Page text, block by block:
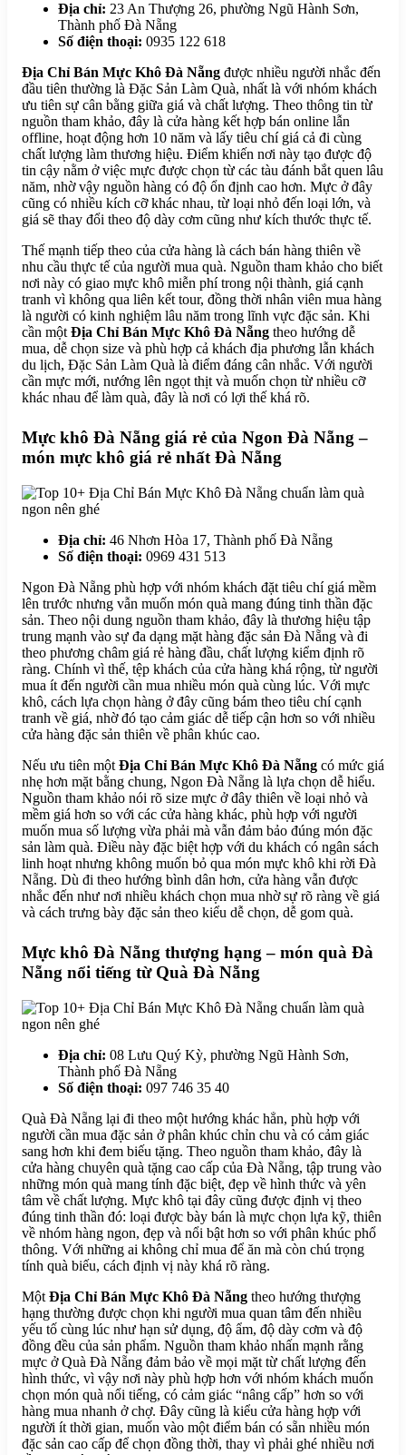
Địa chỉ: 23 An Thượng 26, phường Ngũ Hành Sơn,
Thành phố Đà Nẵng
Số điện thoại: 0935 122 618
Địa Chỉ Bán Mực Khô Đà Nẵng được nhiều người nhắc đến
đầu tiên thường là Đặc Sản Làm Quà, nhất là với nhóm khách
ưu tiên sự cân bằng giữa giá và chất lượng. Theo thông tin từ
nguồn tham khảo, đây là cửa hàng kết hợp bán online lẫn
offline, hoạt động hơn 10 năm và lấy tiêu chí giá cả đi cùng
chất lượng làm thương hiệu. Điểm khiến nơi này tạo được độ
tin cậy nằm ở việc mực được chọn từ các tàu đánh bắt quen lâu
năm, nhờ vậy nguồn hàng có độ ổn định cao hơn. Mực ở đây
cũng có nhiều kích cỡ khác nhau, từ loại nhỏ đến loại lớn, và
giá sẽ thay đổi theo độ dày cơm cũng như kích thước thực tế.
Thế mạnh tiếp theo của cửa hàng là cách bán hàng thiên về
nhu cầu thực tế của người mua quà. Nguồn tham khảo cho biết
nơi này có giao mực khô miễn phí trong nội thành, giá cạnh
tranh vì không qua liên kết tour, đồng thời nhân viên mua hàng
là người có kinh nghiệm lâu năm trong lĩnh vực đặc sản. Khi
cần một Địa Chỉ Bán Mực Khô Đà Nẵng theo hướng dễ
mua, dễ chọn size và phù hợp cả khách địa phương lẫn khách
du lịch, Đặc Sản Làm Quà là điểm đáng cân nhắc. Với người
cần mực mới, nướng lên ngọt thịt và muốn chọn từ nhiều cỡ
khác nhau để làm quà, đây là nơi có lợi thế khá rõ.
Mực khô Đà Nẵng giá rẻ của Ngon Đà Nẵng –
món mực khô giá rẻ nhất Đà Nẵng
Địa chỉ: 46 Nhơn Hòa 17, Thành phố Đà Nẵng
Số điện thoại: 0969 431 513
Ngon Đà Nẵng phù hợp với nhóm khách đặt tiêu chí giá mềm
lên trước nhưng vẫn muốn món quà mang đúng tinh thần đặc
sản. Theo nội dung nguồn tham khảo, đây là thương hiệu tập
trung mạnh vào sự đa dạng mặt hàng đặc sản Đà Nẵng và đi
theo phương châm giá rẻ hàng đầu, chất lượng kiểm định rõ
ràng. Chính vì thế, tệp khách của cửa hàng khá rộng, từ người
mua ít đến người cần mua nhiều món quà cùng lúc. Với mực
khô, cách lựa chọn hàng ở đây cũng bám theo tiêu chí cạnh
tranh về giá, nhờ đó tạo cảm giác dễ tiếp cận hơn so với nhiều
cửa hàng đặc sản thiên về phân khúc cao.
Nếu ưu tiên một Địa Chỉ Bán Mực Khô Đà Nẵng có mức giá
nhẹ hơn mặt bằng chung, Ngon Đà Nẵng là lựa chọn dễ hiểu.
Nguồn tham khảo nói rõ size mực ở đây thiên về loại nhỏ và
mềm giá hơn so với các cửa hàng khác, phù hợp với người
muốn mua số lượng vừa phải mà vẫn đảm bảo đúng món đặc
sản làm quà. Điều này đặc biệt hợp với du khách có ngân sách
linh hoạt nhưng không muốn bỏ qua món mực khô khi rời Đà
Nẵng. Dù đi theo hướng bình dân hơn, cửa hàng vẫn được
nhắc đến như nơi nhiều khách chọn mua nhờ sự rõ ràng về giá
và cách trưng bày đặc sản theo kiểu dễ chọn, dễ gom quà.
Mực khô Đà Nẵng thượng hạng – món quà Đà
Nẵng nổi tiếng từ Quà Đà Nẵng
Địa chỉ: 08 Lưu Quý Kỳ, phường Ngũ Hành Sơn,
Thành phố Đà Nẵng
Số điện thoại: 097 746 35 40
Quà Đà Nẵng lại đi theo một hướng khác hẳn, phù hợp với
người cần mua đặc sản ở phân khúc chỉn chu và có cảm giác
sang hơn khi đem biếu tặng. Theo nguồn tham khảo, đây là
cửa hàng chuyên quà tặng cao cấp của Đà Nẵng, tập trung vào
những món quà mang tính đặc biệt, đẹp về hình thức và yên
tâm về chất lượng. Mực khô tại đây cũng được định vị theo
đúng tinh thần đó: loại được bày bán là mực chọn lựa kỹ, thiên
về nhóm hàng ngon, đẹp và nổi bật hơn so với phân khúc phổ
thông. Với những ai không chỉ mua để ăn mà còn chú trọng
tính quà biếu, cách định vị này khá rõ ràng.
Một Địa Chỉ Bán Mực Khô Đà Nẵng theo hướng thượng
hạng thường được chọn khi người mua quan tâm đến nhiều
yếu tố cùng lúc như hạn sử dụng, độ ẩm, độ dày cơm và độ
đồng đều của sản phẩm. Nguồn tham khảo nhấn mạnh rằng
mực ở Quà Đà Nẵng đảm bảo về mọi mặt từ chất lượng đến
hình thức, vì vậy nơi này phù hợp hơn với nhóm khách muốn
chọn món quà nổi tiếng, có cảm giác “nâng cấp” hơn so với
hàng mua nhanh ở chợ. Đây cũng là kiểu cửa hàng hợp với
người ít thời gian, muốn vào một điểm bán có sẵn nhiều món
đặc sản cao cấp để chọn đồng thời, thay vì phải ghé nhiều nơi